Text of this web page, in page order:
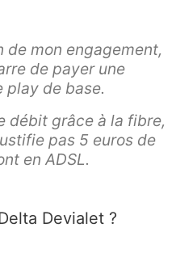
de mon engagement,
de payer une
play de base.
débit grâce à la fibre,
pas 5 euros de
en ADSL.
Devialet ?